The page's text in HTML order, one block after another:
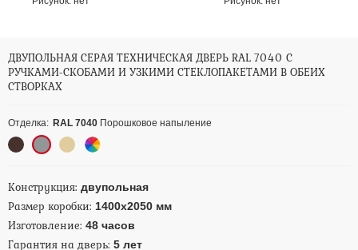
ДВУПОЛЬНАЯ СЕРАЯ ТЕХНИЧЕСКАЯ ДВЕРЬ RAL 7040 С
РУЧКАМИ-СКОБАМИ И УЗКИМИ СТЕКЛОПАКЕТАМИ В ОБЕИХ
СТВОРКАХ
Отделка: RAL 7040 Порошковое напыление
Конструкция: двупольная
Размер коробки: 1400х2050 мм
Изготовление: 48 часов
Гарантия на дверь: 5 лет